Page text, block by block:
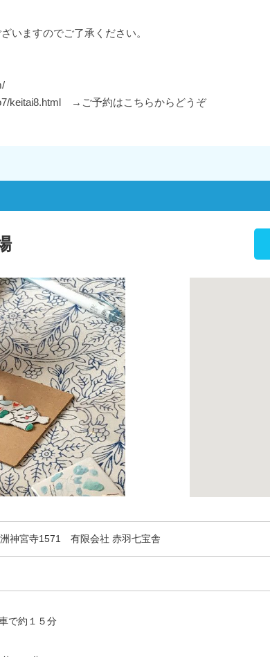
いますのでご了承ください。
keitai8.html →ご予約はこちらからどうぞ
神宮寺1571 有限会社 赤羽七宝舎
で約１５分